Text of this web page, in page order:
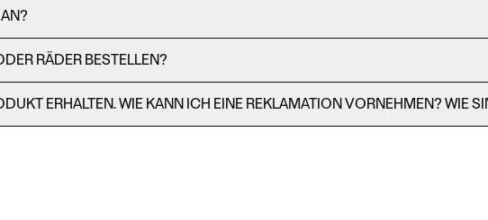
RÄDER BESTELLEN?
ERHALTEN. WIE KANN ICH EINE REKLAMATION VORNEHMEN? WIE